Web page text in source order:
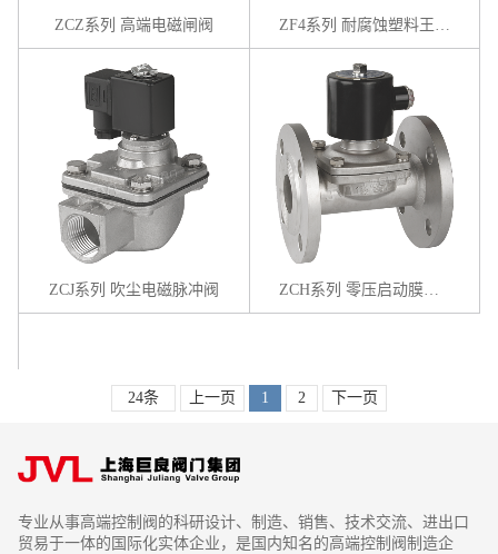
ZCZ系列 高端电磁闸阀
ZCJ系列 吹尘电磁脉冲阀 ZCH系列 零压启动膜片电磁阀
24条 上一页 1 2 下一页
专业从事高端控制阀的科研设计、制造、销售、技术交流、进出口
贸易于一体的国际化实体企业，是国内知名的高端控制阀制造企